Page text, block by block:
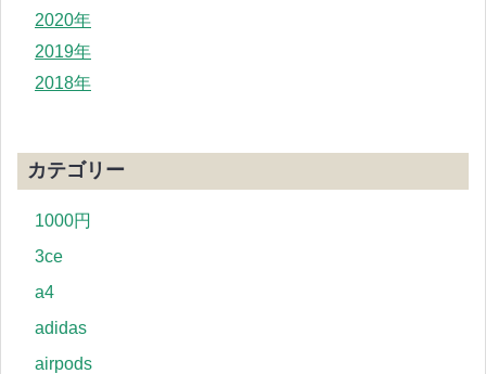
2020年
2019年
2018年
カテゴリー
1000円
3ce
a4
adidas
airpods